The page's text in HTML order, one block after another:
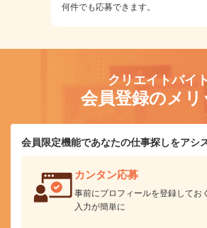
何件でも応募できます。
クリエイトバイト
会員登録のメリ
会員限定機能であなたの仕事探しをアシ
カンタン応募
事前にプロフィールを登録してお
入力が簡単に